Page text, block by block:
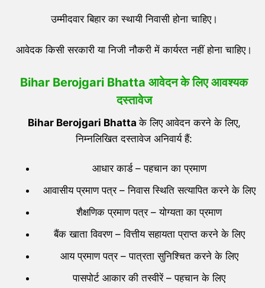
उम्मीदवार बिहार का स्थायी निवासी होना चाहिए।
आवेदक किसी सरकारी या निजी नौकरी में कार्यरत नहीं होना चाहिए।
Bihar Berojgari Bhatta आवेदन के लिए आवश्यक
दस्तावेज
Bihar Berojgari Bhattaके लिए आवेदन करने के लिए,
निम्नलिखित दस्तावेज अनिवार्य हैं:
आधार कार्ड – पहचान का प्रमाण
आवासीय प्रमाण पत्र – निवास स्थिति सत्यापित करने के लिए
शैक्षणिक प्रमाण पत्र – योग्यता का प्रमाण
बैंक खाता विवरण – वित्तीय सहायता प्राप्त करने के लिए
आय प्रमाण पत्र – पात्रता सुनिश्चित करने के लिए
पासपोर्ट आकार की तस्वीरें – पहचान के लिए